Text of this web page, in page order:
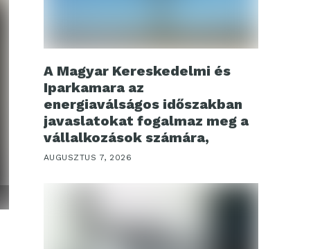
A Magyar Kereskedelmi és
Iparkamara az
energiaválságos időszakban
javaslatokat fogalmaz meg a
vállalkozások számára,
AUGUSZTUS 7, 2026